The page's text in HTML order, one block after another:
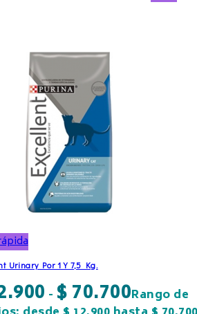
Urinary Por 1 Y 7,5 Kg.
- $70.700Rango de